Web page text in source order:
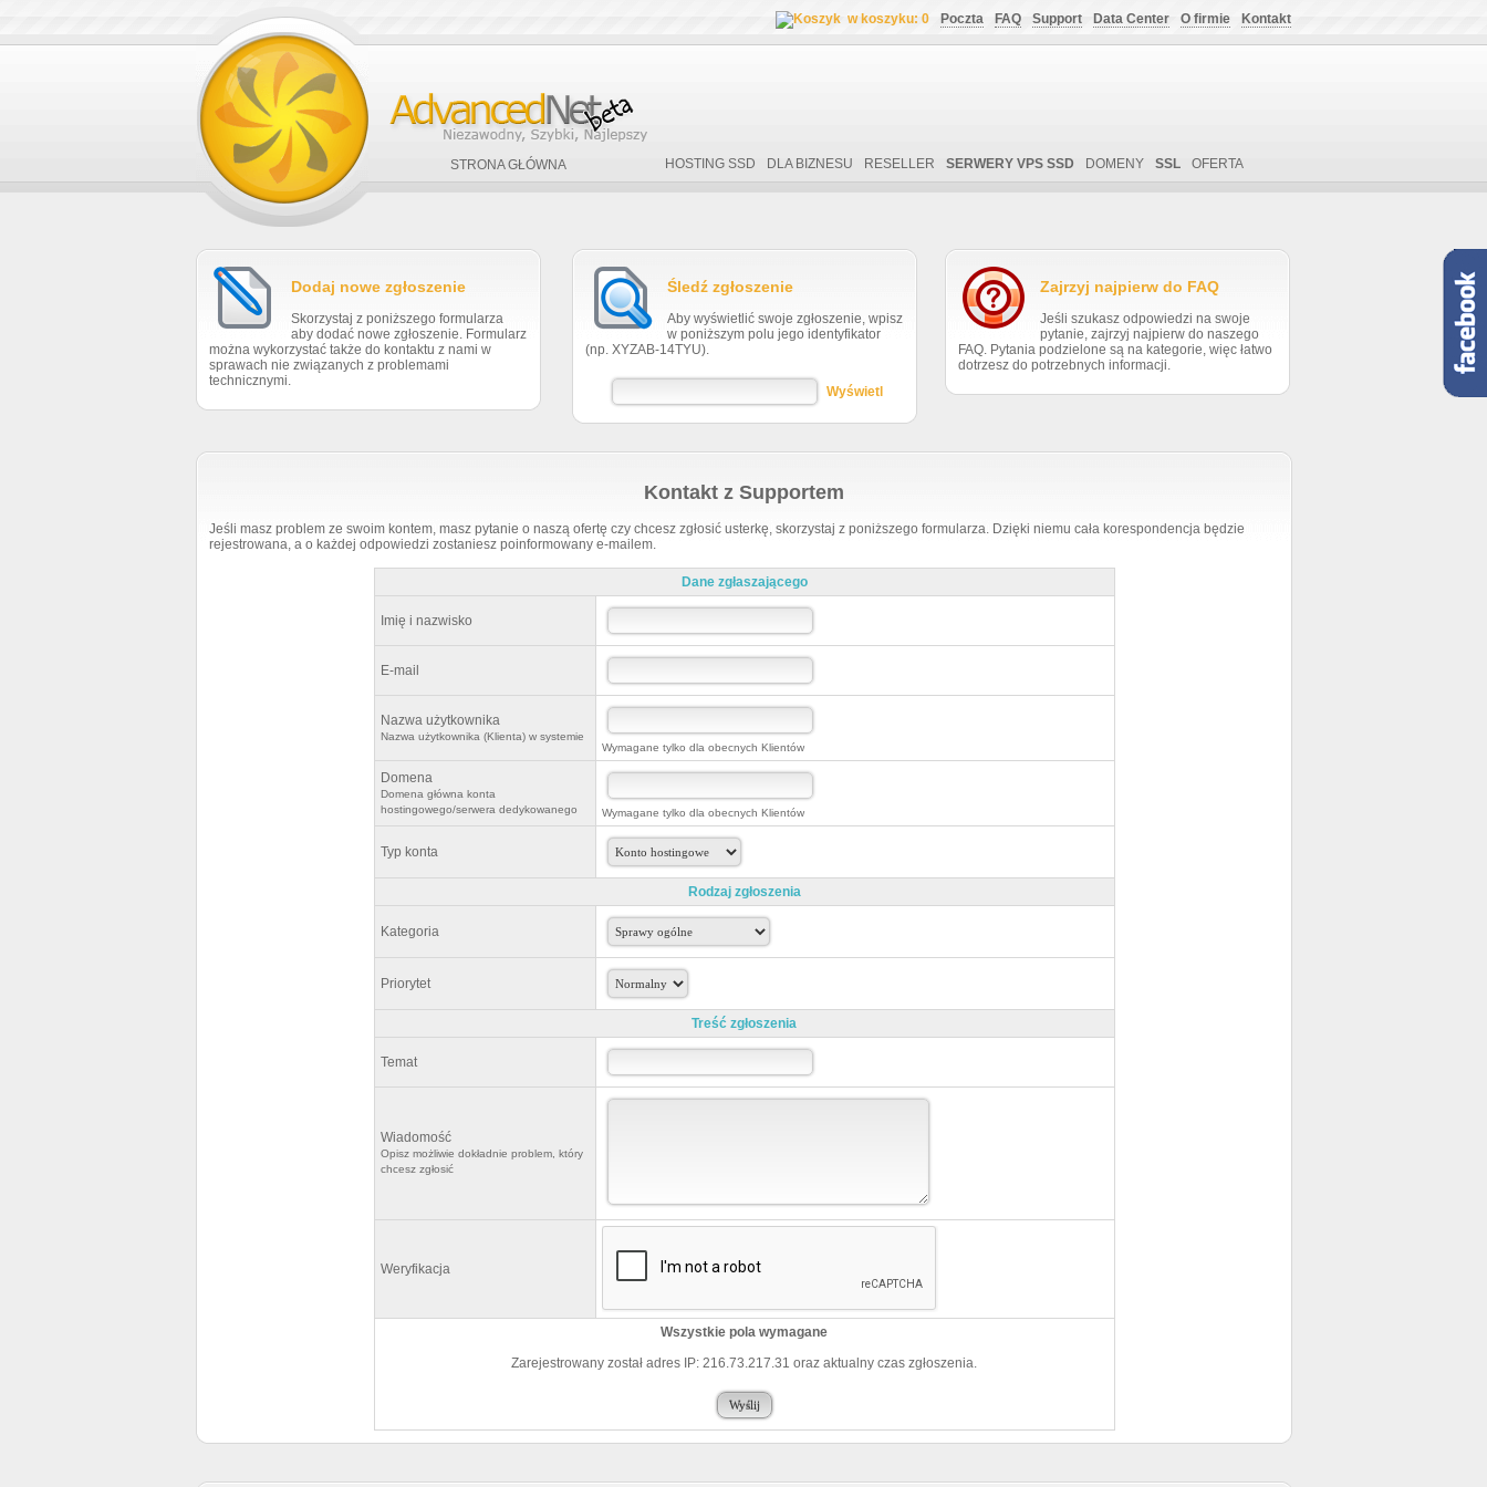
w koszyku: 0 Poczta FAQ Support Data Center O firmie Kontakt
STRONA GŁÓWNA HOSTING SSD DLA BIZNESU RESELLER SERWERY VPS SSD DOMENY SSL OFERTA
Zajrzyj najpierw do FAQ
Jeśli szukasz odpowiedzi na swoje
pytanie, zajrzyj najpierw do naszego
FAQ. Pytania podzielone są na kategorie, więc łatwo
dotrzesz do potrzebnych informacji.
Śledź zgłoszenie
Aby wyświetlić swoje zgłoszenie, wpisz
w poniższym polu jego identyfikator
(np. XYZAB-14TYU).
Wyświetl
Dodaj nowe zgłoszenie
Skorzystaj z poniższego formularza
aby dodać nowe zgłoszenie. Formularz
można wykorzystać także do kontaktu z nami w
sprawach nie związanych z problemami
technicznymi.
Kontakt z Supportem
Jeśli masz problem ze swoim kontem, masz pytanie o naszą ofertę czy chcesz zgłosić usterkę, skorzystaj z poniższego formularza. Dzięki niemu cała korespondencja będzie
rejestrowana, a o każdej odpowiedzi zostaniesz poinformowany e-mailem.
Dane zgłaszającego
Imię i nazwisko
E-mail
Nazwa użytkownika
Nazwa użytkownika (Klienta) w systemie
Wymagane tylko dla obecnych Klientów
Domena
Domena główna konta
hostingowego/serwera dedykowanego
Wymagane tylko dla obecnych Klientów
Typ konta
Rodzaj zgłoszenia
Kategoria
Priorytet
Treść zgłoszenia
Temat
Wiadomość
Opisz możliwie dokładnie problem, który
chcesz zgłosić
Weryfikacja
Wszystkie pola wymagane
Zarejestrowany został adres IP: 216.73.217.31 oraz aktualny czas zgłoszenia.